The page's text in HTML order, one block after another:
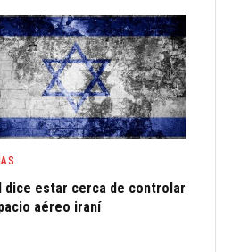
dice estar cerca de controlar
aéreo iraní